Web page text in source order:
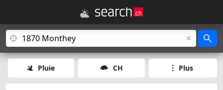
Pluie CH Plus